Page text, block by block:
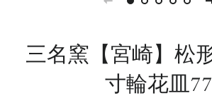
三名窯【宮崎】
寸輪花皿77